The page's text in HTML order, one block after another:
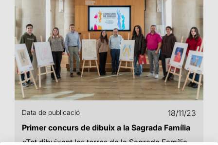
Data de publicació
18/11/23
Primer concurs de dibuix a la Sagrada Família
«Tot dibuixant les torres de la Sagrada Família,